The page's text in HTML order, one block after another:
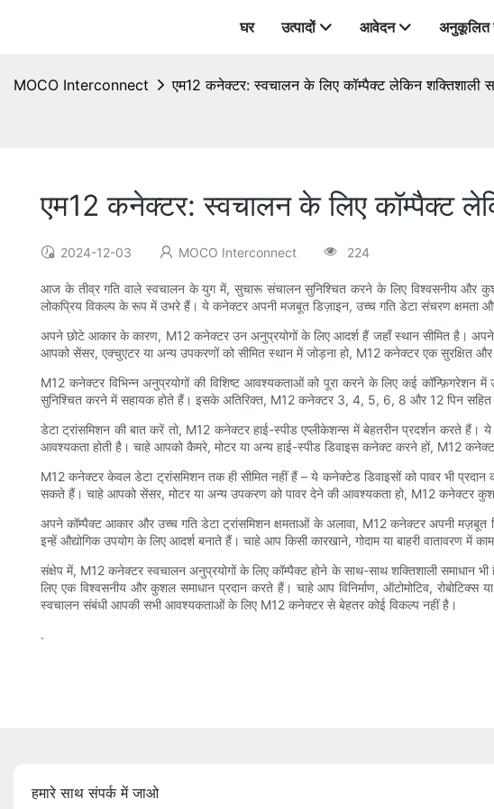
घर उत्पादों आवेदन अनुकूलित
MOCO Interconnect एम12 कनेक्टर: स्वचालन के लिए कॉम्पैक्ट लेकिन शक्तिशाली
एम12 कनेक्टर: स्वचालन के लिए कॉम्पैक्ट
2024-12-03 MOCO Interconnect 224
आज के तीव्र गति वाले स्वचालन के युग में, सुचारू संचालन सुनिश्चित करने के लिए विश्वसनीय और
लोकप्रिय विकल्प के रूप में उभरे हैं। ये कनेक्टर अपनी मजबूत डिज़ाइन, उच्च गति डेटा संचरण क्षमता और
अपने छोटे आकार के कारण, M12 कनेक्टर उन अनुप्रयोगों के लिए आदर्श हैं जहाँ स्थान सीमित है।
आपको सेंसर, एक्चुएटर या अन्य उपकरणों को सीमित स्थान में जोड़ना हो, M12 कनेक्टर एक सुरक्षित
M12 कनेक्टर विभिन्न अनुप्रयोगों की विशिष्ट आवश्यकताओं को पूरा करने के लिए कई
सुनिश्चित करने में सहायक होते हैं। इसके अतिरिक्त, M12 कनेक्टर 3, 4, 5, 6, 8 और 12 पिन सहित
डेटा ट्रांसमिशन की बात करें तो, M12 कनेक्टर हाई-स्पीड एप्लीकेशन्स में बेहतरीन प्रदर्शन करते
आवश्यकता होती है। चाहे आपको कैमरे, मोटर या अन्य हाई-स्पीड डिवाइस कनेक्ट करने हों, M12
M12 कनेक्टर केवल डेटा ट्रांसमिशन तक ही सीमित नहीं हैं – ये कनेक्टेड डिवाइसों को पावर भी
सकते हैं। चाहे आपको सेंसर, मोटर या अन्य उपकरण को पावर देने की आवश्यकता हो, M12 कनेक्टर
अपने कॉम्पैक्ट आकार और उच्च गति डेटा ट्रांसमिशन क्षमताओं के अलावा, M12 कनेक्टर अपनी मज़बूत
इन्हें औद्योगिक उपयोग के लिए आदर्श बनाते हैं। चाहे आप किसी कारखाने, गोदाम या बाहरी
संक्षेप में, M12 कनेक्टर स्वचालन अनुप्रयोगों के लिए कॉम्पैक्ट होने के साथ-साथ शक्तिशाली
लिए एक विश्वसनीय और कुशल समाधान प्रदान करते हैं। चाहे आप विनिर्माण, ऑटोमोटिव,
स्वचालन संबंधी आपकी सभी आवश्यकताओं के लिए M12 कनेक्टर से बेहतर कोई विकल्प नहीं है।
.
हमारे साथ संपर्क में जाओ